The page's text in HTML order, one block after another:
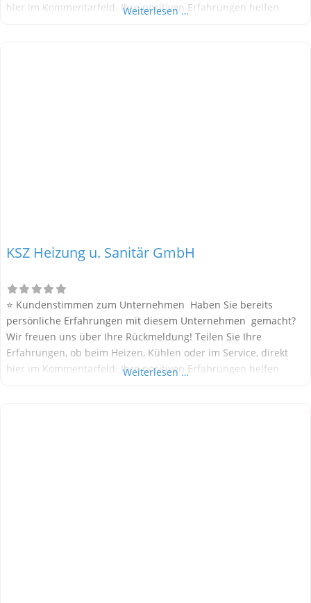
hier im Kommentarfeld. Ihre positiven Erfahrungen helfen
Weiterlesen …
KSZ Heizung u. Sanitär GmbH
⭐ Kundenstimmen zum Unternehmen Haben Sie bereits
persönliche Erfahrungen mit diesem Unternehmen gemacht?
Wir freuen uns über Ihre Rückmeldung! Teilen Sie Ihre
Erfahrungen, ob beim Heizen, Kühlen oder im Service, direkt
hier im Kommentarfeld. Ihre positiven Erfahrungen helfen
Weiterlesen …